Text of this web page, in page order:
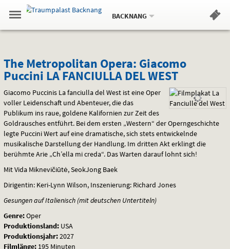
Springe
zum
,zum
.
Navigation
Gehe
zur
Standortauswahl
Standort:
BACKNANG.
Hinweis
The
Metropolitan
Opera:
Giacomo
Puccini
LA
FANCIULLA
DEL
WEST
The Metropolitan Opera: Giacomo
Puccini LA FANCIULLA DEL WEST
Giacomo Puccinis La fanciulla del West ist eine Oper
voller Leidenschaft und Abenteuer, die das
Publikum ins raue, goldene Kalifornien zur Zeit des
Goldrausches entführt. Bei dem ersten „Western“ der Operngeschichte
legte Puccini Wert auf eine dramatische, sich stets entwickelnde
musikalische Darstellung der Handlung. Im dritten Akt erklingt die
berühmte Arie „Ch’ella mi creda“. Das Warten darauf lohnt sich!
Mit Vida Miknevičiūtė, SeokJong Baek
Dirigentin: Keri-Lynn Wilson, Inszenierung: Richard Jones
Gesungen auf Italienisch (mit deutschen Untertiteln)
Genre:Oper
Produktionsland: USA
Produktionsjahr:2027
Filmlänge: 195 Minuten